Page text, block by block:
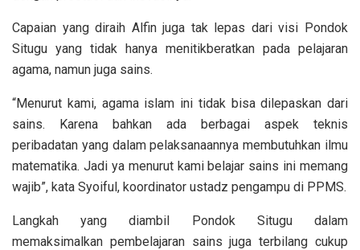
Capaian yang diraih Alfin juga tak lepas dari visi Pondok
Situgu yang tidak hanya menitikberatkan pada pelajaran
agama, namun juga sains.
“Menurut kami, agama islam ini tidak bisa dilepaskan dari
sains. Karena bahkan ada berbagai aspek teknis
peribadatan yang dalam pelaksanaannya membutuhkan ilmu
matematika. Jadi ya menurut kami belajar sains ini memang
wajib”, kata Syoiful, koordinator ustadz pengampu di PPMS.
Langkah yang diambil Pondok Situgu dalam
memaksimalkan pembelajaran sains juga terbilang cukup